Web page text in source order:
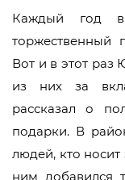
Каждый год в
торжественный
Вот и в этот раз
из них за
рассказал о
подарки. В
людей, кто носит
ним добавился